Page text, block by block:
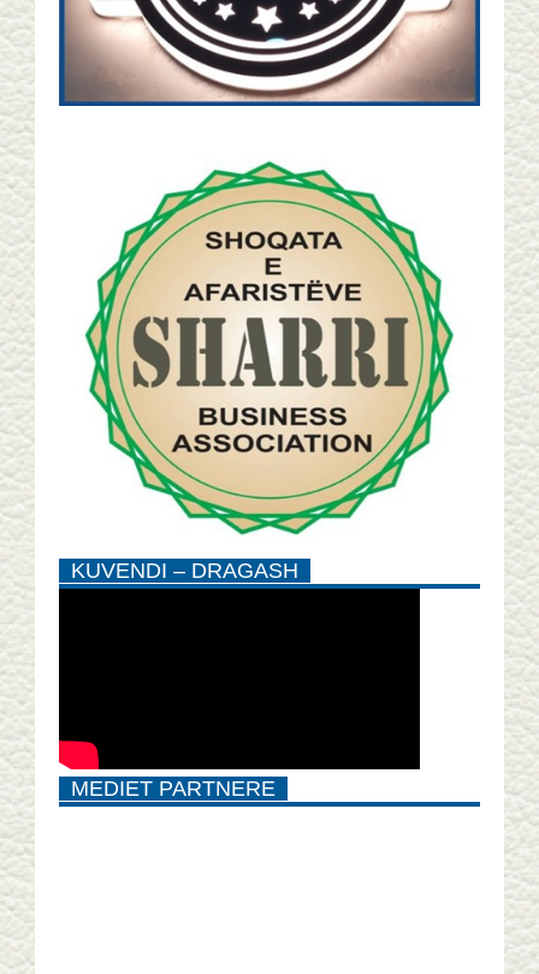
KUVENDI – DRAGASH
MEDIET PARTNERE